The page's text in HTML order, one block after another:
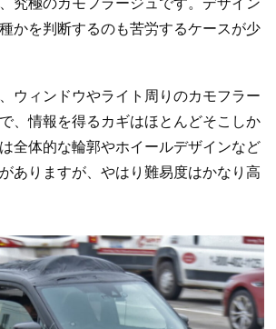
究極のカモフラージュです。デザイン
かを判断するのも苦労するケースが少
ウィンドウやライト周りのカモフラー
、情報を得るカギはほとんどそこしか
全体的な輪郭やホイールデザインなど
ありますが、やはり難易度はかなり高